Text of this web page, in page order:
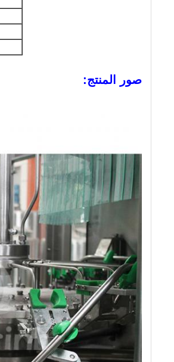
صور المنتج: